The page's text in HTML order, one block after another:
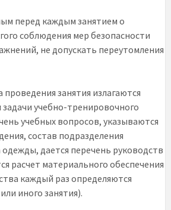
перед каждым занятием о
соблюдения мер безопасности
не допускать переутомления
занятия излагаются
учебно-тренировочного
учебных вопросов, указываются
состав подразделения
дается перечень руководств
расчет материального обеспечения
каждый раз определяются
иного занятия).